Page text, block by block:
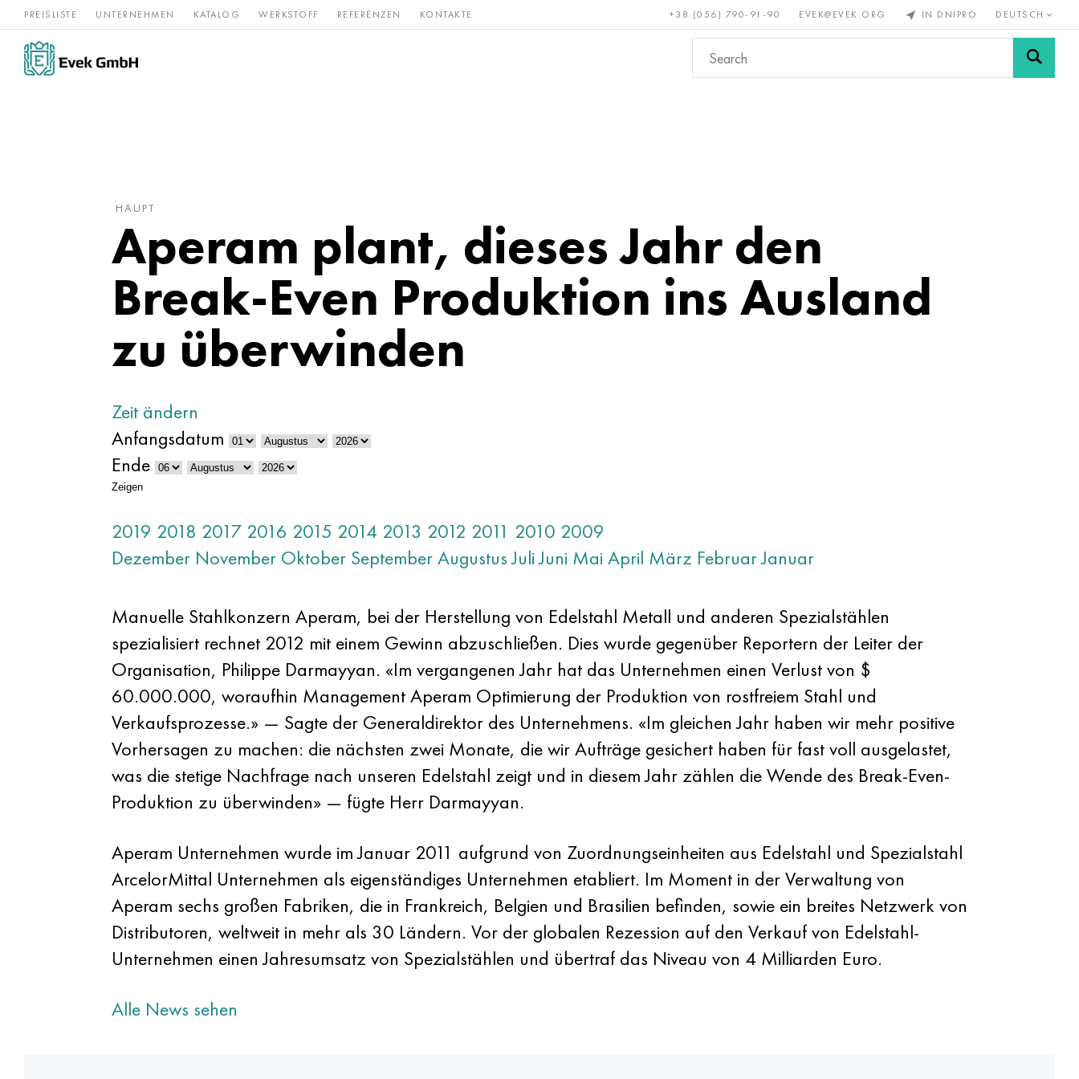
PREISLISTE UNTERNEHMEN KATALOG WERKSTOFF REFERENZEN KONTAKTE +38 (056) 790-91-90 EVEK@EVEK.ORG IN DNIPRO DEUTSCH
Nickel Rostfreier Seltene Erden & Bronze, Kupfer, Nichteisenmetalle Stahl Drahtgewebe &
HAUPT
Aperam plant, dieses Jahr den
Break-Even Produktion ins Ausland
zu überwinden
Zeit ändern
Anfangsdatum
Ende
Zeigen
2019 2018 2017 2016 2015 2014 2013 2012 2011 2010 2009
Dezember November Oktober SeptemberAugustus Juli Juni Mai April März FebruarJanuar
Manuelle Stahlkonzern Aperam, bei der Herstellung von Edelstahl Metall und anderen Spezialstählen
spezialisiert rechnet 2012 mit einem Gewinn abzuschließen. Dies wurde gegenüber Reportern der Leiter der
Organisation, Philippe Darmayyan. «Im vergangenen Jahr hat das Unternehmen einen Verlust von $
60.000.000, woraufhin Management Aperam Optimierung der Produktion von rostfreiem Stahl und
Verkaufsprozesse.» — Sagte der Generaldirektor des Unternehmens. «Im gleichen Jahr haben wir mehr positive
Vorhersagen zu machen: die nächsten zwei Monate, die wir Aufträge gesichert haben für fast voll ausgelastet,
was die stetige Nachfrage nach unseren Edelstahl zeigt und in diesem Jahr zählen die Wende des Break-Even-
Produktion zu überwinden» — fügte Herr Darmayyan.
Aperam Unternehmen wurde im Januar 2011 aufgrund von Zuordnungseinheiten aus Edelstahl und Spezialstahl
ArcelorMittal Unternehmen als eigenständiges Unternehmen etabliert. Im Moment in der Verwaltung von
Aperam sechs großen Fabriken, die in Frankreich, Belgien und Brasilien befinden, sowie ein breites Netzwerk von
Distributoren, weltweit in mehr als 30 Ländern. Vor der globalen Rezession auf den Verkauf von Edelstahl-
Unternehmen einen Jahresumsatz von Spezialstählen und übertraf das Niveau von 4 Milliarden Euro.
Alle News sehen